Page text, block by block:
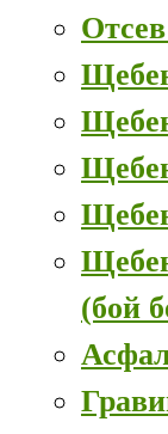
(бой